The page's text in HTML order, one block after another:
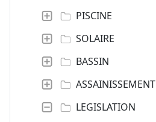
PISCINE
SOLAIRE
BASSIN
ASSAINISSEMENT
LEGISLATION